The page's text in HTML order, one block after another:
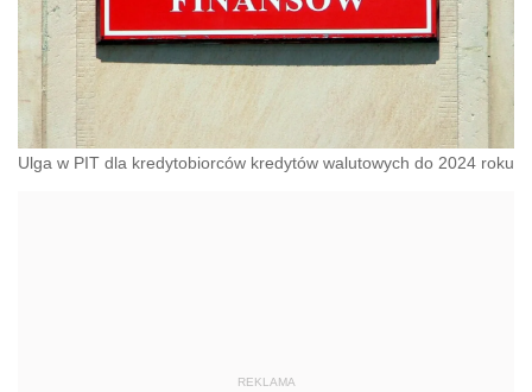
Ulga w PIT dla kredytobiorców kredytów walutowych do 2024 roku